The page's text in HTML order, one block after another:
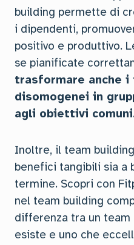
building permette di
i dipendenti,
positivo e produttivo.
se pianificate
trasformare anche i
disomogenei in
agli obiettivi comuni
Inoltre, il team
benefici tangibili sia a
termine. Scopri con
nel team building
differenza tra un
esiste e uno che